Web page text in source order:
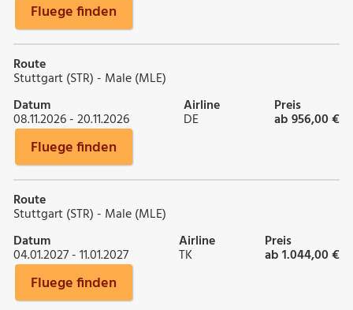
Fluege finden
Route
Stuttgart (STR) - Male (MLE)
Datum
08.11.2026 - 20.11.2026
Airline
DE
Preis
ab 956,00 €
Fluege finden
Route
Stuttgart (STR) - Male (MLE)
Datum
04.01.2027 - 11.01.2027
Airline
TK
Preis
ab 1.044,00 €
Fluege finden